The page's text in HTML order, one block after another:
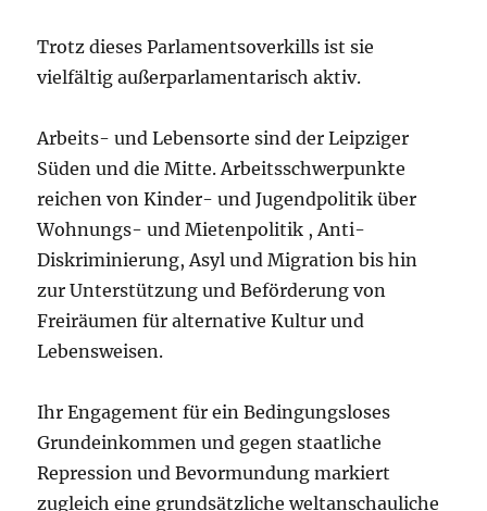
Trotz dieses Parlamentsoverkills ist sie
vielfältig außerparlamentarisch aktiv.
Arbeits- und Lebensorte sind der Leipziger
Süden und die Mitte. Arbeitsschwerpunkte
reichen von Kinder- und Jugendpolitik über
Wohnungs- und Mietenpolitik , Anti-
Diskriminierung, Asyl und Migration bis hin
zur Unterstützung und Beförderung von
Freiräumen für alternative Kultur und
Lebensweisen.
Ihr Engagement für ein Bedingungsloses
Grundeinkommen und gegen staatliche
Repression und Bevormundung markiert
zugleich eine grundsätzliche weltanschauliche